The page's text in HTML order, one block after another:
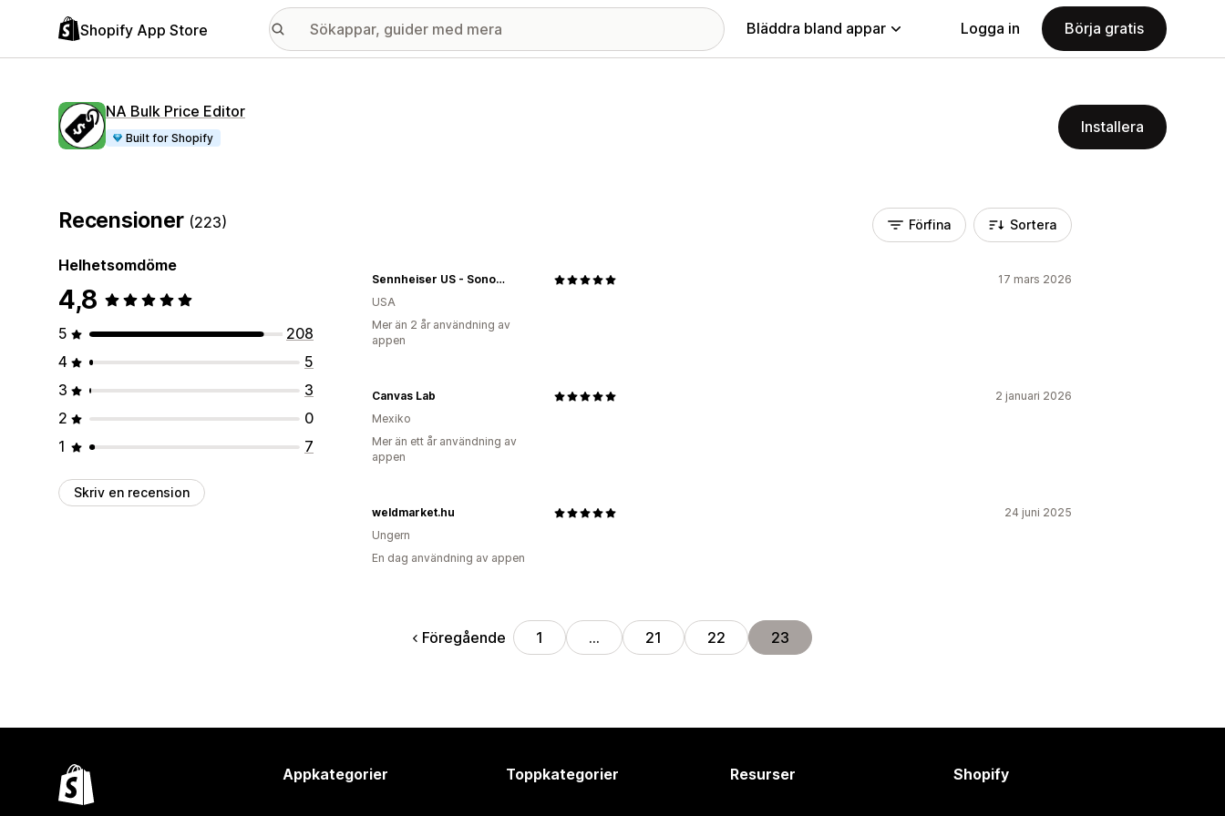
Shopify App Store Bläddra bland appar Logga in Börja gratis
NA Bulk Price Editor
Built for Shopify
Installera
Recensioner (223)
Helhetsomdöme
4,8
5
208
4
5
3
3
2
0
1
7
Skriv en recension
Förfina Sortera
17 mars 2026
Sennheiser US - Sonova Consumer Hearing USA LLC
USA
Mer än 2 år användning av
appen
2 januari 2026
Canvas Lab
Mexiko
Mer än ett år användning av
appen
24 juni 2025
weldmarket.hu
Ungern
En dag användning av appen
Föregående 1 … 21 22 23
Appkategorier Toppkategorier Resurser Shopify